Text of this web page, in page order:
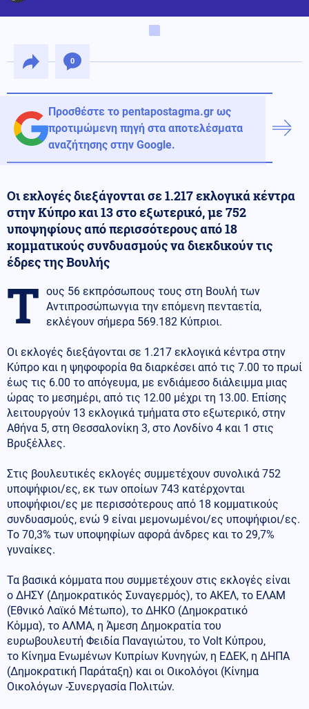
0
Προσθέστε το pentapostagma.gr ως
προτιμώμενη πηγή στα αποτελέσματα
αναζήτησης στην Google.
Οι εκλογές διεξάγονται σε 1.217 εκλογικά κέντρα
στην Κύπρο και 13 στο εξωτερικό, με 752
υποψηφίους από περισσότερους από 18
κομματικούς συνδυασμούς να διεκδικούν τις
έδρες της Βουλής
Τ ους 56 εκπρόσωπους τους στη Βουλή των
Αντιπροσώπωνγια την επόμενη πενταετία,
εκλέγουν σήμερα 569.182 Κύπριοι.
Οι εκλογές διεξάγονται σε 1.217 εκλογικά κέντρα στην
Κύπρο και η ψηφοφορία θα διαρκέσει από τις 7.00 το πρωί
έως τις 6.00 το απόγευμα, με ενδιάμεσο διάλειμμα μιας
ώρας το μεσημέρι, από τις 12.00 μέχρι τη 13.00. Επίσης
λειτουργούν 13 εκλογικά τμήματα στο εξωτερικό, στην
Αθήνα 5, στη Θεσσαλονίκη 3, στο Λονδίνο 4 και 1 στις
Βρυξέλλες.
Στις βουλευτικές εκλογές συμμετέχουν συνολικά 752
υποψήφιοι/ες, εκ των οποίων 743 κατέρχονται
υποψήφιοι/ες με περισσότερους από 18 κομματικούς
συνδυασμούς, ενώ 9 είναι μεμονωμένοι/ες υποψήφιοι/ες.
Το 70,3% των υποψηφίων αφορά άνδρες και το 29,7%
γυναίκες.
Τα βασικά κόμματα που συμμετέχουν στις εκλογές είναι
ο ΔΗΣΥ (Δημοκρατικός Συναγερμός), το ΑΚΕΛ, το ΕΛΑΜ
(Εθνικό Λαϊκό Μέτωπο), το ΔΗΚΟ (Δημοκρατικό
Κόμμα), το ΑΛΜΑ, η Άμεση Δημοκρατία του
ευρωβουλευτή Φειδία Παναγιώτου, το Volt Κύπρου,
το Κίνημα Ενωμένων Κυπρίων Κυνηγών, η ΕΔΕΚ, η ΔΗΠΑ
(Δημοκρατική Παράταξη) και οι Οικολόγοι (Κίνημα
Οικολόγων -Συνεργασία Πολιτών.